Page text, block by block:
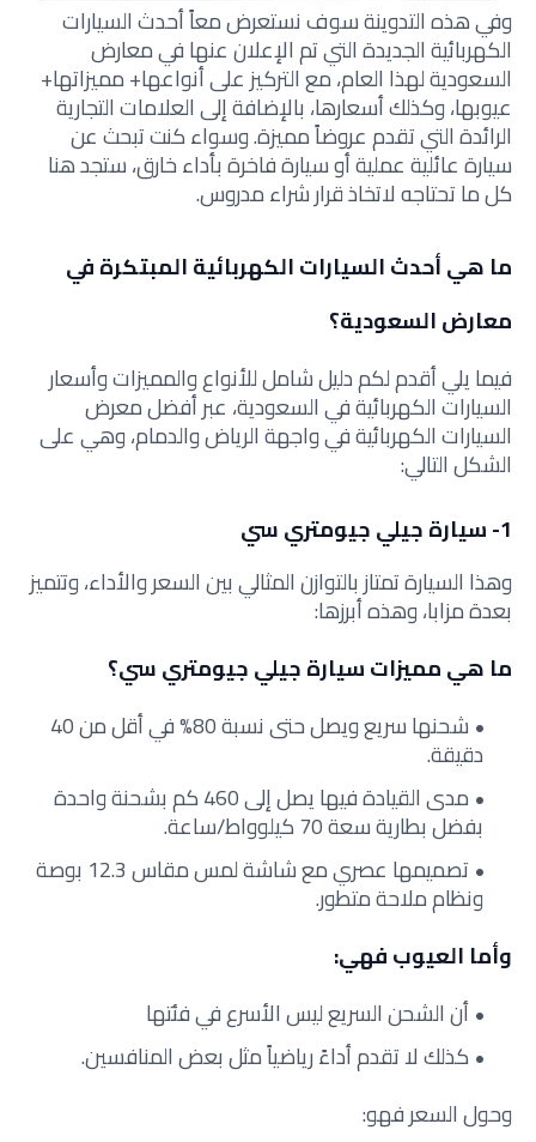
وفي هذه التدوينة سوف نستعرض معاً أحدث السيارات
الكهربائية الجديدة التي تم الإعلان عنها في معارض
السعودية لهذا العام، مع التركيز على أنواعها+ مميزاتها+
عيوبها، وكذلك أسعارها، بالإضافة إلى العلامات التجارية
الرائدة التي تقدم عروضاً مميزة. وسواء كنت تبحث عن
سيارة عائلية عملية أو سيارة فاخرة بأداء خارق، ستجد هنا
كل ما تحتاجه لاتخاذ قرار شراء مدروس.
ما هي أحدث السيارات الكهربائية المبتكرة في
معارض السعودية؟
فيما يلي أقدم لكم دليل شامل للأنواع والمميزات وأسعار
السيارات الكهربائية في السعودية، عبر أفضل معرض
السيارات الكهربائية في واجهة الرياض والدمام، وهي على
الشكل التالي:
1- سيارة جيلي جيومتري سي
وهذا السيارة تمتاز بالتوازن المثالي بين السعر والأداء، وتتميز
بعدة مزابا، وهذه أبرزها:
ما هي مميزات سيارة جيلي جيومتري سي؟
شحنها سريع ويصل حتى نسبة 80% في أقل من 40
دقيقة.
مدى القيادة فيها يصل إلى 460 كم بشحنة واحدة
بفضل بطارية سعة 70 كيلوواط/ساعة.
تصميمها عصري مع شاشة لمس مقاس 12.3 بوصة
ونظام ملاحة متطور.
وأما العيوب فهي:
أن الشحن السريع ليس الأسرع في فئتها
كذلك لا تقدم أداءً رياضياً مثل بعض المنافسين.
وحول السعر فهو: